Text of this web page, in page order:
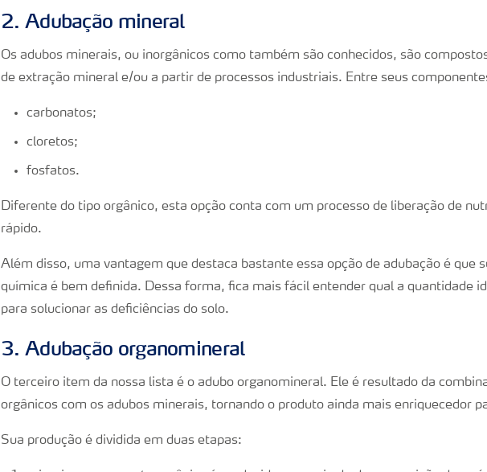
2. Adubação mineral
Os adubos minerais, ou inorgânicos como também são conhecidos, são
de extração mineral e/ou a partir de processos industriais. Entre seus
carbonatos;
cloretos;
fosfatos.
Diferente do tipo orgânico, esta opção conta com um processo de liberação de
rápido.
Além disso, uma vantagem que destaca bastante essa opção de adubação é que
química é bem definida. Dessa forma, fica mais fácil entender qual a quantidade
para solucionar as deficiências do solo.
3. Adubação organomineral
O terceiro item da nossa lista é o adubo organomineral. Ele é resultado da
orgânicos com os adubos minerais, tornando o produto ainda mais enriquecedor
Sua produção é dividida em duas etapas: